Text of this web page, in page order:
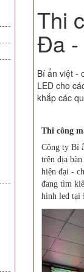
Thi
Đa -
Bí ẩn việt -
LED cho
khắp các
Thi công
Công ty Bí
trên địa
hiện đại -
đang tìm
hình led tại